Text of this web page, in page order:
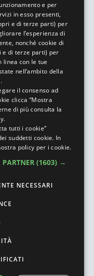
e per
in esso presenti,
e di terze parti) per
l’esperienza di
nonché cookie di
di terze parti) per
linea con le tue
nell’ambito della
il consenso ad
clicca “Mostra
di più consulta la
tutti i cookie”
suddetti cookie. In
policy per i cookie.
(1603) →
NECESSARI